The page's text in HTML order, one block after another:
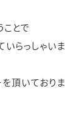
とで
らっしゃいま
頂いておりま